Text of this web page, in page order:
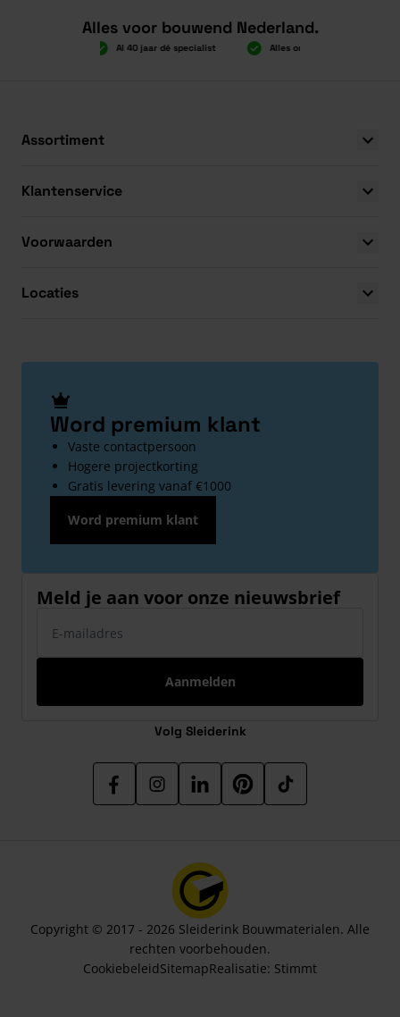
Alles voor bouwend Nederland.
Boven 2.000 gratis verzending
Assortiment
Klantenservice
Voorwaarden
Locaties
Word premium klant
Vaste contactpersoon
Hogere projectkorting
Gratis levering vanaf €1000
Word premium klant
Meld je aan voor onze nieuwsbrief
Aanmelden
Volg Sleiderink
Copyright © 2017 - 2026 Sleiderink Bouwmaterialen. Alle
rechten voorbehouden.
CookiebeleidSitemapRealisatie: Stimmt